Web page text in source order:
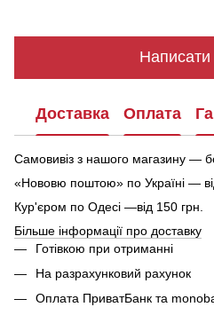
Написати
Доставка Оплата
Самовивіз з нашого магазину —
«Нововю поштою» по Україні —
Кур'єром по Одесі —від 150 грн.
Більше інформації про доставку
Готівкою при отриманні
На разрахунковий рахунок
Оплата ПриватБанк та